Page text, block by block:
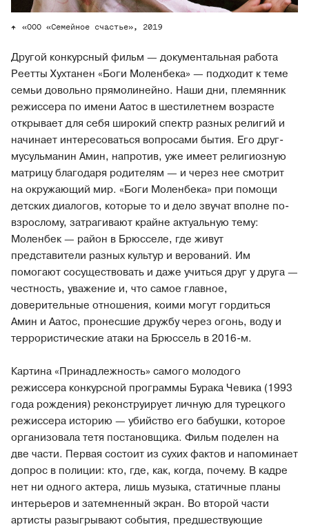
«ООО «Семейное счастье», 2019
Другой конкурсный фильм — документальная работа
Реетты Хухтанен «Боги Моленбека» — подходит к теме
семьи довольно прямолинейно. Наши дни, племянник
режиссера по имени Аатос в шестилетнем возрасте
открывает для себя широкий спектр разных религий и
начинает интересоваться вопросами бытия. Его друг-
мусульманин Амин, напротив, уже имеет религиозную
матрицу благодаря родителям — и через нее смотрит
на окружающий мир. «Боги Моленбека» при помощи
детских диалогов, которые то и дело звучат вполне по-
взрослому, затрагивают крайне актуальную тему:
Моленбек — район в Брюсселе, где живут
представители разных культур и верований. Им
помогают сосуществовать и даже учиться друг у друга —
честность, уважение и, что самое главное,
доверительные отношения, коими могут гордиться
Амин и Аатос, пронесшие дружбу через огонь, воду и
террористические атаки на Брюссель в 2016-м.
Картина «Принадлежность» самого молодого
режиссера конкурсной программы Бурака Чевика (1993
года рождения) реконструирует личную для турецкого
режиссера историю — убийство его бабушки, которое
организовала тетя постановщика. Фильм поделен на
две части. Первая состоит из сухих фактов и напоминает
допрос в полиции: кто, где, как, когда, почему. В кадре
нет ни одного актера, лишь музыка, статичные планы
интерьеров и затемненный экран. Во второй части
артисты разыгрывают события, предшествующие